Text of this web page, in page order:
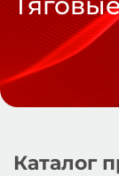
Каталог